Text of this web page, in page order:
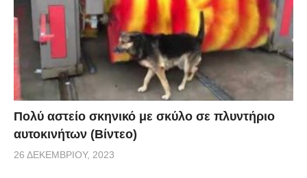
Πολύ αστείο σκηνικό με σκύλο σε πλυντήριο
αυτοκινήτων (Βίντεο)
26 ΔΕΚΕΜΒΡΊΟΥ, 2023